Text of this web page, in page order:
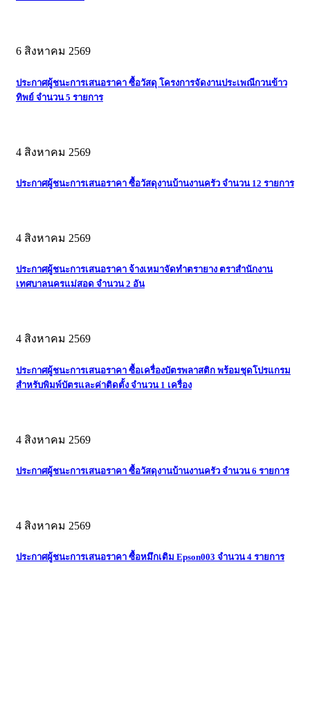
6 สิงหาคม 2569
ประกาศผู้ชนะการเสนอราคา ซื้อวัสดุ โครงการจัดงานประเพณีกวนข้าว
ทิพย์ จำนวน 5 รายการ
4 สิงหาคม 2569
ประกาศผู้ชนะการเสนอราคา ซื้อวัสดุงานบ้านงานครัว จำนวน 12 รายการ
4 สิงหาคม 2569
ประกาศผู้ชนะการเสนอราคา จ้างเหมาจัดทำตรายาง ตราสำนักงาน
เทศบาลนครแม่สอด จำนวน 2 อัน
4 สิงหาคม 2569
ประกาศผู้ชนะการเสนอราคา ซื้อเครื่องบัตรพลาสติก พร้อมชุดโปรแกรม
สำหรับพิมพ์บัตรและค่าติดตั้ง จำนวน 1 เครื่อง
4 สิงหาคม 2569
ประกาศผู้ชนะการเสนอราคา ซื้อวัสดุงานบ้านงานครัว จำนวน 6 รายการ
4 สิงหาคม 2569
ประกาศผู้ชนะการเสนอราคา ซื้อหมึกเติม Epson003 จำนวน 4 รายการ